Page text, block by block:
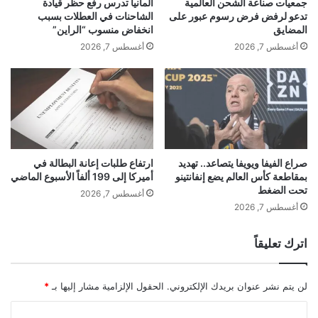
د
ف
ا
ي
ت
ح
خ
م
ة
ح
ك
ا
ت
"
ا
ر
م
ض
ا
جمعيات صناعة الشحن العالمية
تدعو لرفض فرض رسوم عبور على
المضايق
أغسطس 7, 2026
ألمانيا تدرس رفع حظر قيادة
الشاحنات في العطلات بسبب
انخفاض منسوب “الراين”
أغسطس 7, 2026
صراع الفيفا ويويفا يتصاعد.. تهديد
بمقاطعة كأس العالم يضع إنفانتينو
تحت الضغط
أغسطس 7, 2026
ارتفاع طلبات إعانة البطالة في
أميركا إلى 199 ألفاً الأسبوع الماضي
أغسطس 7, 2026
اترك تعليقاً
لن يتم نشر عنوان بريدك الإلكتروني. الحقول الإلزامية مشار إليها بـ *